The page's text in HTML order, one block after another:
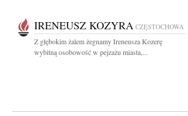
IRENEUSZ KOZYRA CZĘSTOCHOWA
Z głębokim żalem żegnamy Ireneusza Kozerę
wybitną osobowość w pejzażu miasta,...